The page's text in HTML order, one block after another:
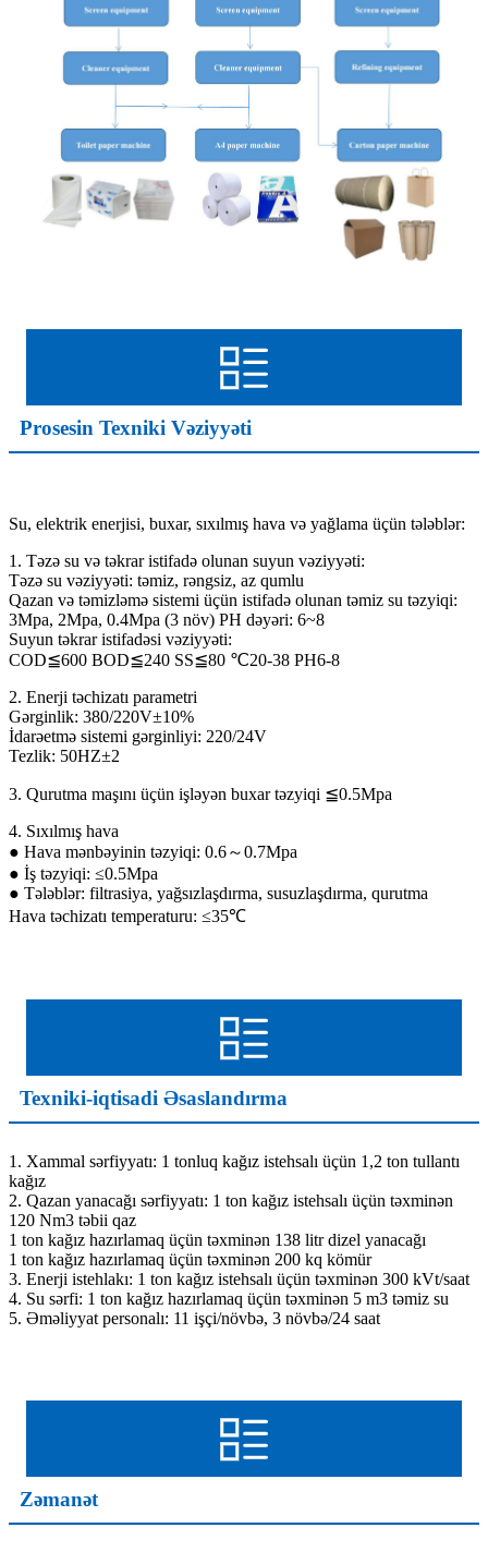
Prosesin Texniki Vəziyyəti
Su, elektrik enerjisi, buxar, sıxılmış hava və yağlama üçün tələblər:
1. Təzə su və təkrar istifadə olunan suyun vəziyyəti:
Təzə su vəziyyəti: təmiz, rəngsiz, az qumlu
Qazan və təmizləmə sistemi üçün istifadə olunan təmiz su təzyiqi:
3Mpa, 2Mpa, 0.4Mpa (3 növ) PH dəyəri: 6~8
Suyun təkrar istifadəsi vəziyyəti:
COD≦600 BOD≦240 SS≦80 ℃20-38 PH6-8
2. Enerji təchizatı parametri
Gərginlik: 380/220V±10%
İdarəetmə sistemi gərginliyi: 220/24V
Tezlik: 50HZ±2
3. Qurutma maşını üçün işləyən buxar təzyiqi ≦0.5Mpa
4. Sıxılmış hava
● Hava mənbəyinin təzyiqi: 0.6～0.7Mpa
● İş təzyiqi: ≤0.5Mpa
● Tələblər: filtrasiya, yağsızlaşdırma, susuzlaşdırma, qurutma
Hava təchizatı temperaturu: ≤35℃
Texniki-iqtisadi Əsaslandırma
1. Xammal sərfiyyatı: 1 tonluq kağız istehsalı üçün 1,2 ton tullantı
kağız
2. Qazan yanacağı sərfiyyatı: 1 ton kağız istehsalı üçün təxminən
120 Nm3 təbii qaz
1 ton kağız hazırlamaq üçün təxminən 138 litr dizel yanacağı
1 ton kağız hazırlamaq üçün təxminən 200 kq kömür
3. Enerji istehlakı: 1 ton kağız istehsalı üçün təxminən 300 kVt/saat
4. Su sərfi: 1 ton kağız hazırlamaq üçün təxminən 5 m3 təmiz su
5. Əməliyyat personalı: 11 işçi/növbə, 3 növbə/24 saat
Zəmanət